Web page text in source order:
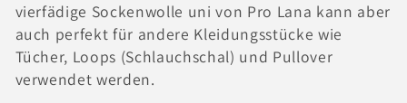
i
e
vierfädige Sockenwolle uni von Pro Lana kann aber
auch perfekt für andere Kleidungsstücke wie
Tücher, Loops (Schlauchschal) und Pullover
verwendet werden.